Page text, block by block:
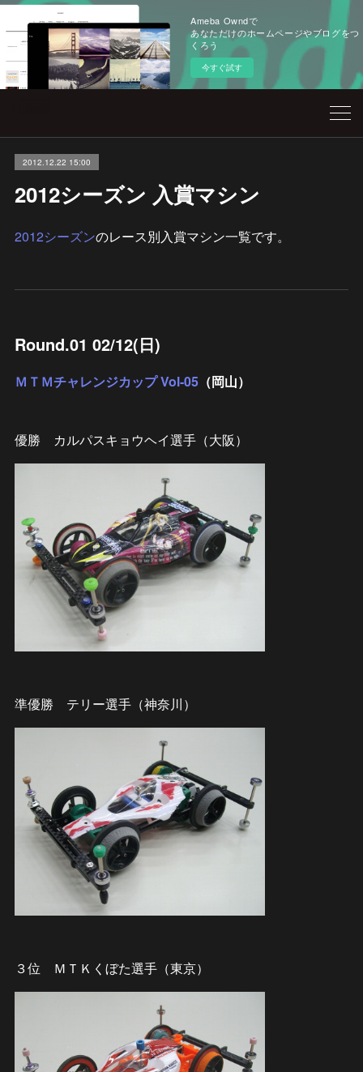
Ameba Owndで
あなただけのホームページやブログをつ
くろう
今すぐ試す
2012.12.22 15:00
2012シーズン 入賞マシン
2012シーズンのレース別入賞マシン一覧です。
Round.01 02/12(日)
ＭＴＭチャレンジカップ Vol-05（岡山）
優勝 カルパスキョウヘイ選手（大阪）
準優勝 テリー選手（神奈川）
３位 ＭＴＫくぼた選手（東京）